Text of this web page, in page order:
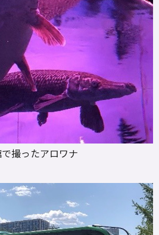
撮ったアロワナ